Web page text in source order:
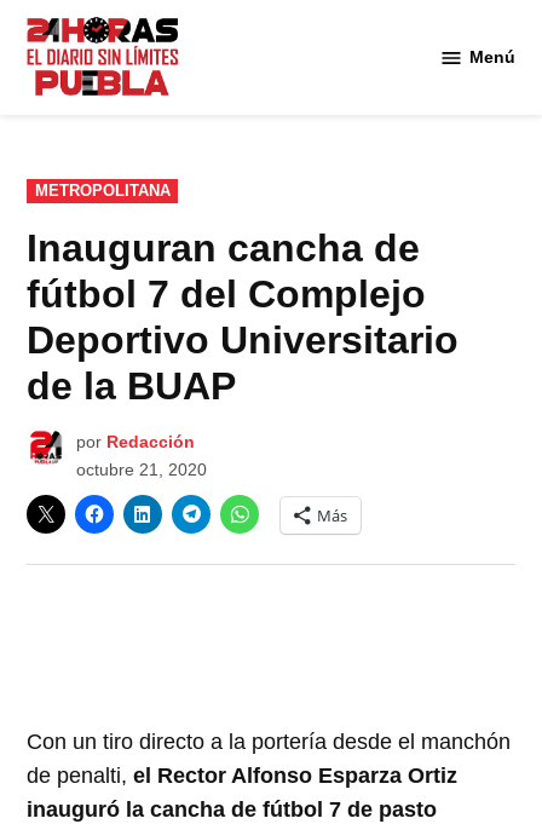
Saltar
contenido
Menú
PUBLICADO
EN
METROPOLITANA
Inauguran cancha de
fútbol 7 del Complejo
Deportivo Universitario
de la BUAP
por Redacción
octubre 21, 2020
Más
Con un tiro directo a la portería desde el manchón
de penalti,el Rector Alfonso Esparza Ortiz
inauguró la cancha de fútbol 7 de pasto